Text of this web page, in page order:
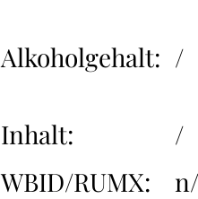
Alkoholgehalt: /
Inhalt:
/
WBID/RUMX: